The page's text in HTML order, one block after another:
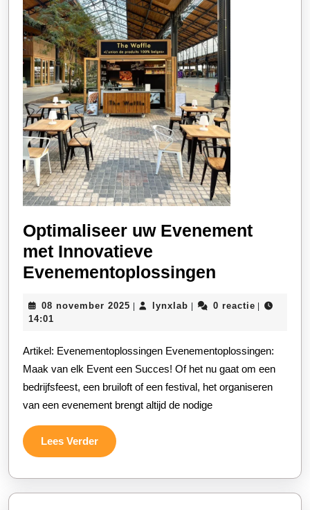
Optimaliseer uw Evenement
met Innovatieve
Evenementoplossingen
Evenement
Innovatieve
08 november 2025 08
| lynxlab lynxlab
| 0 reactie |
14:01
Artikel: Evenementoplossingen Evenementoplossingen:
Maak van elk Event een Succes! Of het nu gaat om een
bedrijfsfeest, een bruiloft of een festival, het organiseren
van een evenement brengt altijd de nodige
Lees VerderLees
Verder